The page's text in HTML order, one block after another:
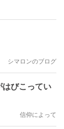
シマロンのブログ
びこってい
信仰によって